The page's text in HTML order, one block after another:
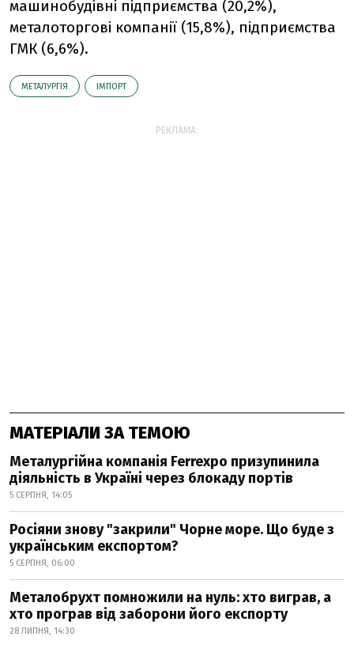
машинобудівні підприємства (20,2%),
металоторгові компанії (15,8%), підприємства
ГМК (6,6%).
МЕТАЛУРГІЯ ІМПОРТ
РЕКЛАМА:
МАТЕРІАЛИ ЗА ТЕМОЮ
Металургійна компанія Ferrexpo призупинила
діяльність в Україні через блокаду портів
5 СЕРПНЯ, 14:05
Росіяни знову "закрили" Чорне море. Що буде з
українським експортом?
5 СЕРПНЯ, 06:00
Металобрухт помножили на нуль: хто виграв, а
хто програв від заборони його експорту
28 ЛИПНЯ, 14:30